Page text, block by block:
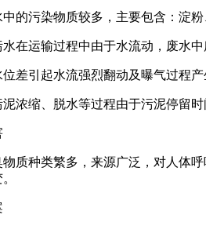
污染物质较多，主要包含：淀粉
运输过程中由于水流动，废水中
引起水流强烈翻动及曝气过程产生
缩、脱水等过程由于污泥停留时
种类繁多，来源广泛，对人体呼